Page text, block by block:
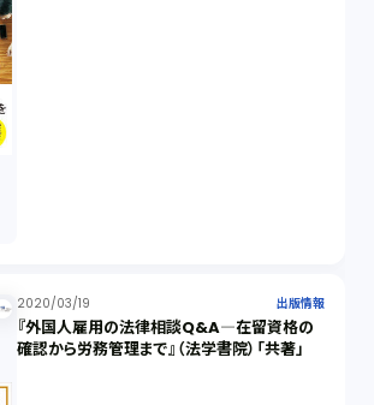
2020/03/19 出版情報
『外国人雇用の法律相談Q&A―在留資格の
確認から労務管理まで』（法学書院）「共著」